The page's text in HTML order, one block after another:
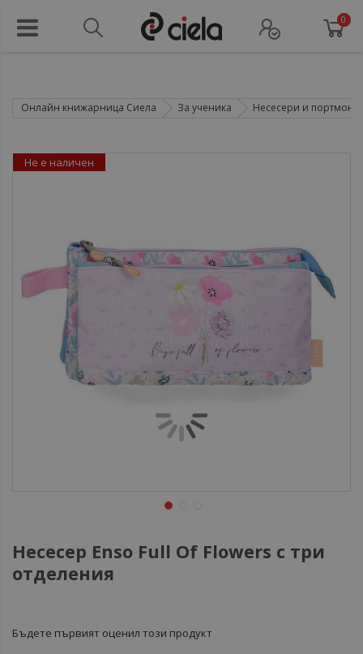
0
Онлайн книжарница Сиела За ученика Несесери и
Несесер Enso Full Of Flowers с три
отделения
Бъдете първият оценил този продукт
Не е наличен